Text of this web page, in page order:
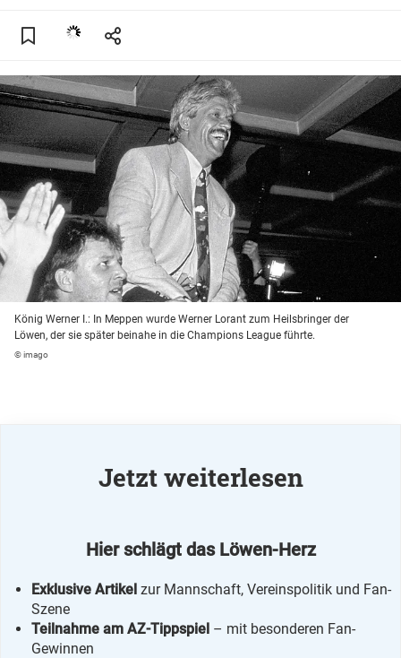
König Werner I.: In Meppen wurde Werner Lorant zum Heilsbringer der
Löwen, der sie später beinahe in die Champions League führte.
© imago
Jetzt weiterlesen
Hier schlägt das Löwen-Herz
Exklusive Artikel zur Mannschaft, Vereinspolitik und Fan-
Szene
Teilnahme am AZ-Tippspiel – mit besonderen Fan-
Gewinnen